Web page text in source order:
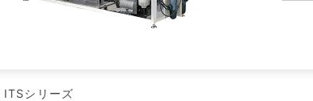
ITSシリーズ